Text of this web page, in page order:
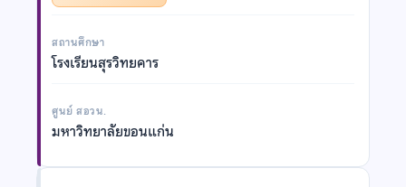
สถานศึกษา
โรงเรียนสุรวิทยคาร
ศูนย์ สอวน.
มหาวิทยาลัยขอนแก่น